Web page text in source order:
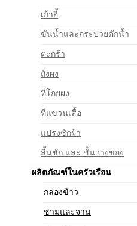
เก้าอี้
ขันน้ำและกระบวยตักน้ำ
ตะกร้า
ถังผง
ที่โกยผง
ที่แขวนเสื้อ
แปรงซักผ้า
ลิ้นชัก และ ชั้นวางของ
ผลิตภัณฑ์ในครัวเรือน
กล่องข้าว
ชามและจาน